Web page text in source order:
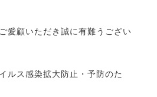
愛顧いただき誠に有難うござい
ルス感染拡大防止・予防のた